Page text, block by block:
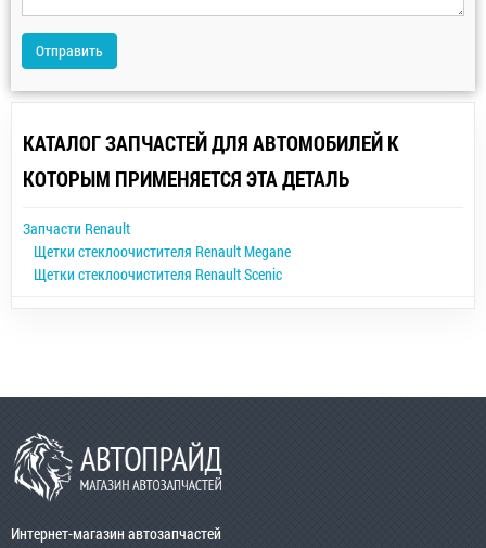
Отправить
КАТАЛОГ ЗАПЧАСТЕЙ ДЛЯ АВТОМОБИЛЕЙ К
КОТОРЫМ ПРИМЕНЯЕТСЯ ЭТА ДЕТАЛЬ
Запчасти Renault
Щетки стеклоочистителя Renault Megane
Щетки стеклоочистителя Renault Scenic
Интернет-магазин автозапчастей